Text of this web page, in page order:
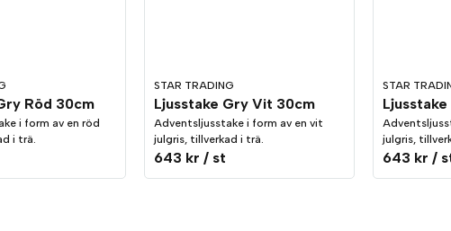
Röd 30cm
i form av en röd
i trä.
STAR TRADING
Ljusstake Gry Vit 30cm
Adventsljusstake i form av en vit
julgris, tillverkad i trä.
643 kr / st
STAR
julgris,
643 kr /